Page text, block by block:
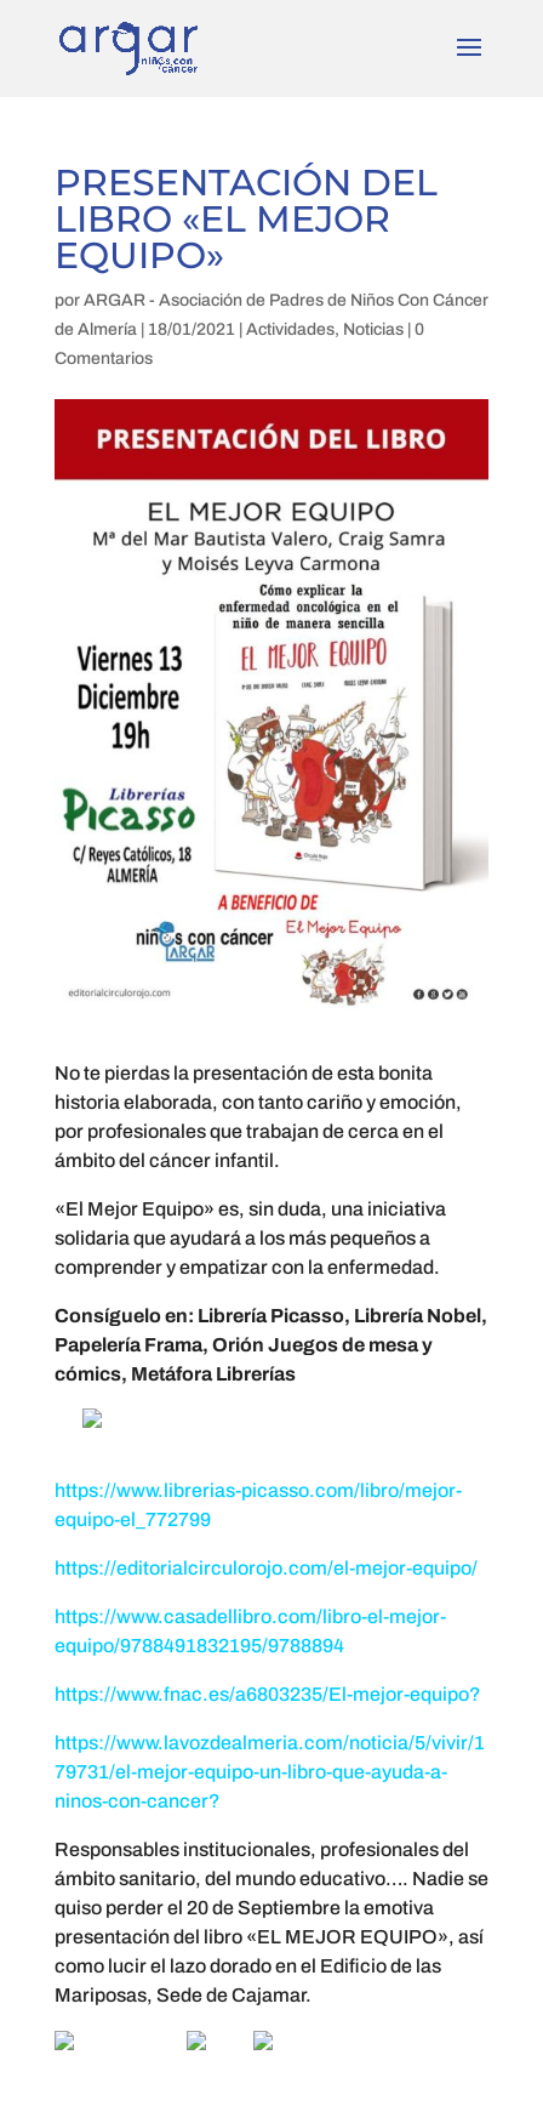
PRESENTACIÓN DEL
LIBRO «EL MEJOR
EQUIPO»
por ARGAR - Asociación de Padres de Niños Con Cáncer
de Almería| 18/01/2021| Actividades, Noticias| 0
Comentarios
No te pierdas la presentación de esta bonita
historia elaborada, con tanto cariño y emoción,
por profesionales que trabajan de cerca en el
ámbito del cáncer infantil.
«El Mejor Equipo» es, sin duda, una iniciativa
solidaria que ayudará a los más pequeños a
comprender y empatizar con la enfermedad.
Consíguelo en: Librería Picasso, Librería Nobel,
Papelería Frama, Orión Juegos de mesa y
cómics, Metáfora Librerías
https://www.librerias-picasso.com/libro/mejor-
equipo-el_772799
https://editorialcirculorojo.com/el-mejor-equipo/
https://www.casadellibro.com/libro-el-mejor-
equipo/9788491832195/9788894
https://www.fnac.es/a6803235/El-mejor-equipo?
https://www.lavozdealmeria.com/noticia/5/vivir/1
79731/el-mejor-equipo-un-libro-que-ayuda-a-
ninos-con-cancer?
Responsables institucionales, profesionales del
ámbito sanitario, del mundo educativo…. Nadie se
quiso perder el 20 de Septiembre la emotiva
presentación del libro «EL MEJOR EQUIPO», así
como lucir el lazo dorado en el Edificio de las
Mariposas, Sede de Cajamar.